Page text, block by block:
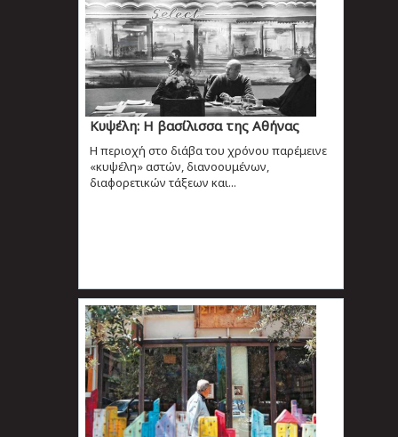
Κυψέλη: Η βασίλισσα της Αθήνας
H περιοχή στο διάβα του χρόνου παρέμεινε
«κυψέλη» αστών, διανοουμένων,
διαφορετικών τάξεων και...